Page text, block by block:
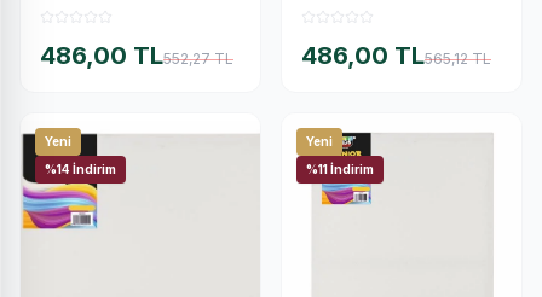
cm.
486,00 TL552,27 TL
cm.
486,00 TL565,12 TL
Yeni
%14 İndirim
Yeni
%11 İndirim